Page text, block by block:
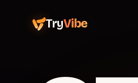
TryVibe